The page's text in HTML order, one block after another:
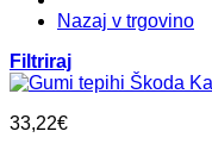
Nazaj v trgovino
Filtriraj
33,22€